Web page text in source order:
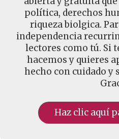
política, derechos
riqueza biolgica.
independencia
lectores como tú. Si
hacemos y quieres
hecho con cuidado y
Haz clic aquí